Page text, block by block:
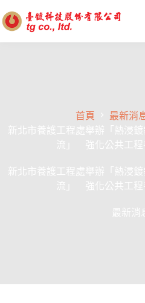
首頁
最新消
新北市養護工程處舉辦「熱浸
流」 強化公共工程
新北市養護工程處舉辦「熱浸
流」 強化公共工程
最新消